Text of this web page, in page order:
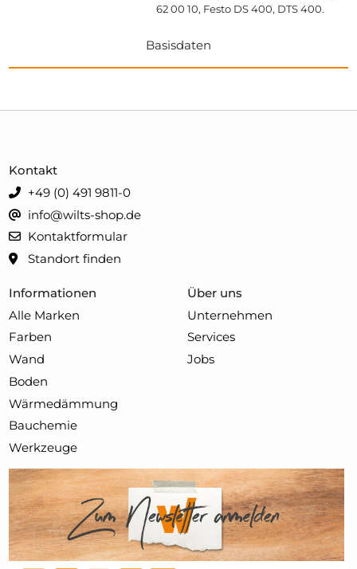
62 00 10, Festo DS 400, DTS 400.
Basisdaten
Informationen
Alle Marken
Farben
Wand
Boden
Wärmedämmung
Bauchemie
Werkzeuge
Über uns
Unternehmen
Services
Jobs
Kontakt
+49 (0) 491 9811-0
info@wilts-shop.de
Kontaktformular
Standort finden